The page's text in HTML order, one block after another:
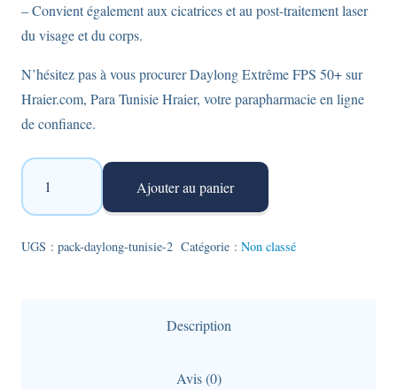
– Convient également aux cicatrices et au post-traitement laser
du visage et du corps.
N’hésitez pas à vous procurer Daylong Extrême FPS 50+ sur
Hraier.com, Para Tunisie Hraier, votre parapharmacie en ligne
de confiance.
quantité
Pack
Daylong
Ajouter au panier
UGS : pack-daylong-tunisie-2 Catégorie : Non classé
Description
Avis (0)